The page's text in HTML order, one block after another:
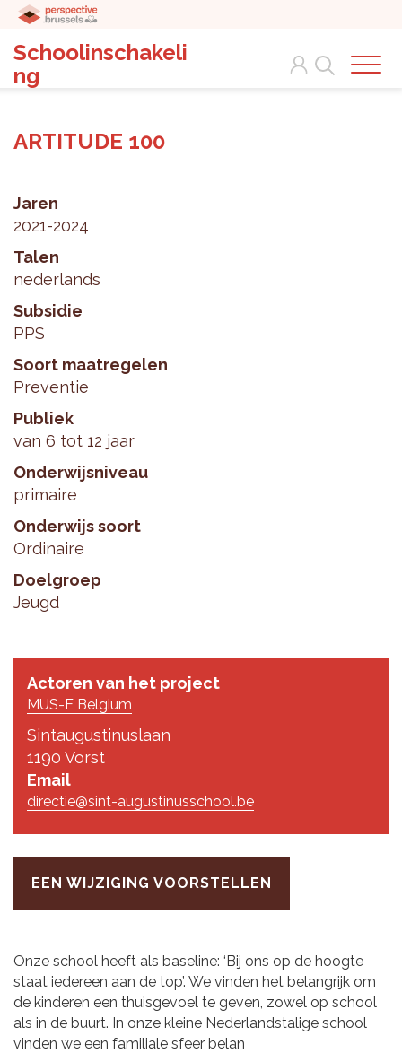
Schoolinschakeli
ng
Search
ARTITUDE 100
Jaren
2021-2024
Talen
nederlands
Subsidie
PPS
Soort maatregelen
Preventie
Publiek
van 6 tot 12 jaar
Onderwijsniveau
primaire
Onderwijs soort
Ordinaire
Doelgroep
Jeugd
Actoren van het project
MUS-E Belgium
Sintaugustinuslaan
1190 Vorst
Email
directie@sint-augustinusschool.be
EEN WIJZIGING VOORSTELLEN
Onze school heeft als baseline: ‘Bij ons op de hoogte
staat iedereen aan de top’. We vinden het belangrijk om
de kinderen een thuisgevoel te geven, zowel op school
als in de buurt. In onze kleine Nederlandstalige school
vinden we een familiale sfeer belan